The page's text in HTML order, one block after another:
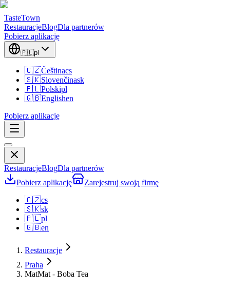
TasteTown
RestauracjeBlogDla partnerów
Pobierz aplikację
🇵🇱pl
🇨🇿Češtinacs
🇸🇰Slovenčinask
🇵🇱Polskipl
🇬🇧Englishen
Pobierz aplikację
RestauracjeBlogDla partnerów
Pobierz aplikację
Zarejestruj swoją firmę
🇨🇿cs
🇸🇰sk
🇵🇱pl
🇬🇧en
Restauracje
Praha
MatMat - Boba Tea